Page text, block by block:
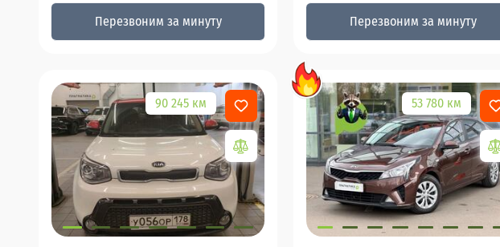
Перезвоним за минуту Перезвоним за минуту
90 245 км 53 780 км